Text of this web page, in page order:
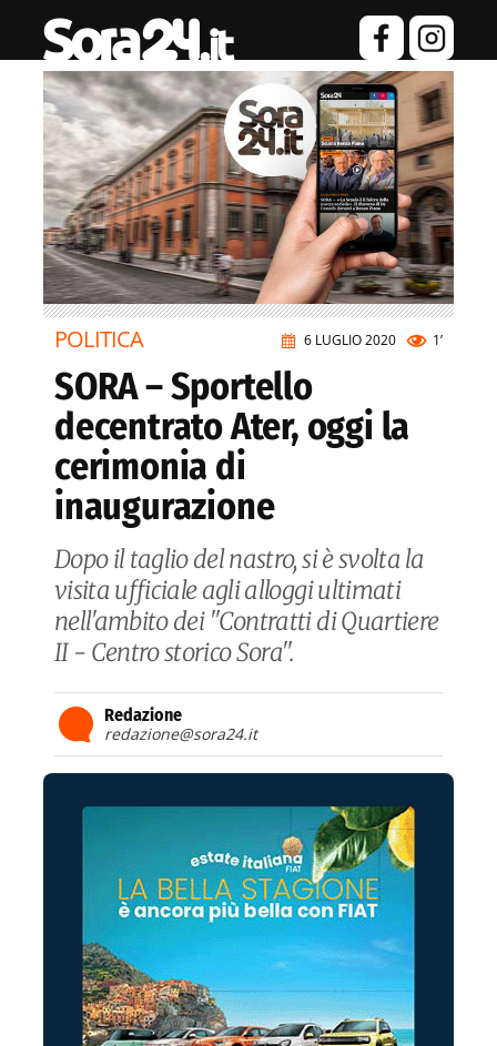
6 LUGLIO 2020 1’
POLITICA
SORA – Sportello
decentrato Ater, oggi la
cerimonia di
inaugurazione
Dopo il taglio del nastro, si è svolta la
visita ufficiale agli alloggi ultimati
nell'ambito dei "Contratti di Quartiere
II - Centro storico Sora".
Redazione
redazione@sora24.it